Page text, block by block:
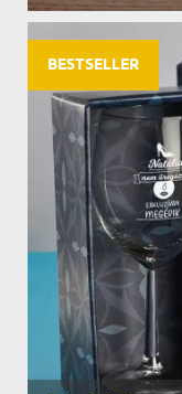
BESTSELLER